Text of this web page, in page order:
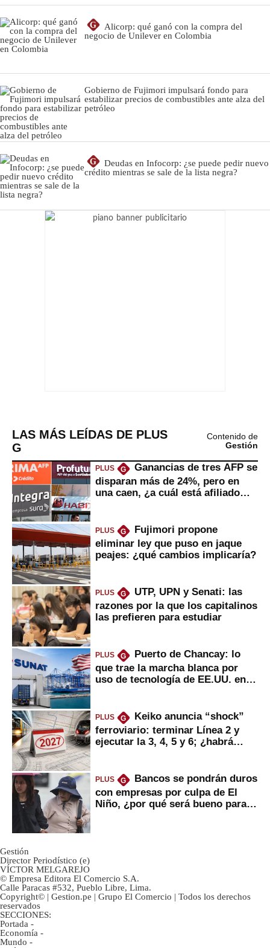
G
Alicorp: qué ganó con la compra del
negocio de Unilever en Colombia
Gobierno de Fujimori impulsará fondo para
estabilizar precios de combustibles ante alza del
petróleo
G
Deudas en Infocorp: ¿se puede pedir nuevo
crédito mientras se sale de la lista negra?
LAS MÁS LEÍDAS DE PLUS
G
Contenido de
Gestión
PLUS G
Ganancias de tres AFP se
disparan más de 24%, pero en
una caen, ¿a cuál está afiliado
PLUS G
Fujimori propone
eliminar ley que puso en jaque
peajes: ¿qué cambios implicaría?
PLUS G
UTP, UPN y Senati: las
razones por la que los capitalinos
las prefieren para estudiar
PLUS G
Puerto de Chancay: lo
que trae la marcha blanca por
uso de tecnología de EE.UU. en
PLUS G
Keiko anuncia “shock”
ferroviario: terminar Línea 2 y
ejecutar la 3, 4, 5 y 6; ¿habrá
PLUS G
Bancos se pondrán duros
con empresas por culpa de El
Niño, ¿por qué será bueno para
Gestión
Director Periodístico (e)
VÍCTOR MELGAREJO
© Empresa Editora El Comercio S.A.
Calle Paracas #532, Pueblo Libre, Lima.
Copyright© | Gestion.pe | Grupo El Comercio | Todos los derechos
reservados
SECCIONES:
Portada -
Economía -
Mundo -